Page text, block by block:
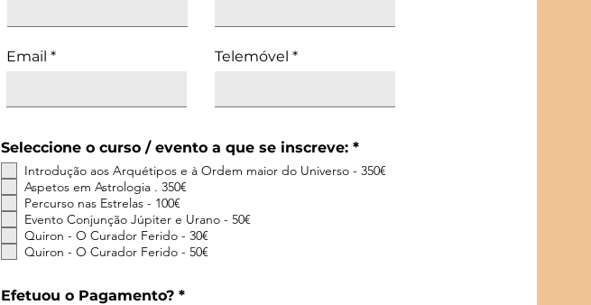
Email Telemóvel
Seleccione o curso / evento a que se inscreve: *O
l
Introdução aos Arquétipos e à Ordem maior do Universo - 350€
Aspetos em Astrologia . 350€
Percurso nas Estrelas - 100€
Evento Conjunção Júpiter e Urano - 50€
Quiron - O Curador Ferido - 30€
Quiron - O Curador Ferido - 50€
Efetuou o Pagamento? *